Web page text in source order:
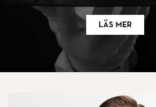
Läs mer
Mer om mäklarna